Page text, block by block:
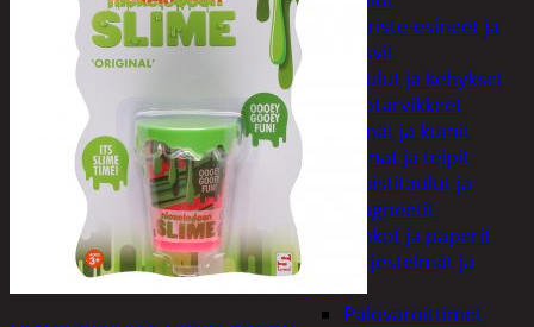
Koriste-esineet ja
kasvit
Taulut ja kehykset
Toimistotarvikkeet
Kynät ja kumit
Liimat ja teipit
Muistitaulut ja
magneetit
Vihkot ja paperit
Turvajärjestelmät ja
lukitus
Palovaroittimet